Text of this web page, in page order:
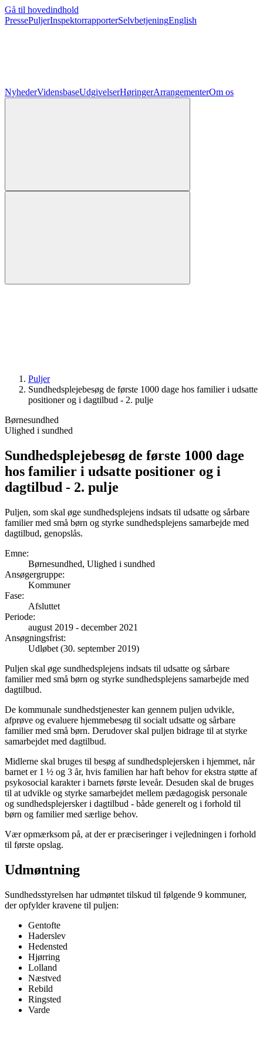
Gå til hovedindhold
PressePuljerInspektorrapporterSelvbetjeningEnglish
NyhederVidensbaseUdgivelserHøringerArrangementerOm os
Puljer
Sundheds­pleje­­besøg de første 1000 dage hos familier i udsatte
positioner og i dagtilbud - 2. pulje
Børnesundhed
Ulighed i sundhed
Sundheds­pleje­­besøg de første 1000 dage
hos familier i udsatte positioner og i
dagtilbud - 2. pulje
Puljen, som skal øge sundhedsplejens indsats til udsatte og sårbare
familier med små børn og styrke sundhedsplejens samarbejde med
dagtilbud, genopslås.
Emne:
Børnesundhed, Ulighed i sundhed
Ansøgergruppe:
Kommuner
Fase:
Afsluttet
Periode:
august 2019 - december 2021
Ansøgningsfrist:
Udløbet (30. september 2019)
Puljen skal øge sundhedsplejens indsats til udsatte og sårbare
familier med små børn og styrke sundhedsplejens samarbejde med
dagtilbud.
De kommunale sundhedstjenester kan gennem puljen udvikle,
afprøve og evaluere hjemmebesøg til socialt udsatte og sårbare
familier med små børn. Derudover skal puljen bidrage til at styrke
samarbejdet med dagtilbud.
Midlerne skal bruges til besøg af sundhedsplejersken i hjemmet, når
barnet er 1 ½ og 3 år, hvis familien har haft behov for ekstra støtte af
psykosocial karakter i barnets første leveår. Desuden skal de bruges
til at udvikle og styrke samarbejdet mellem pædagogisk personale
og sundhedsplejersker i dagtilbud - både generelt og i forhold til
børn og familier med særlige behov.
Vær opmærksom på, at der er præciseringer i vejledningen i forhold
til første opslag.
Udmøntning
Sundhedsstyrelsen har udmøntet tilskud til følgende 9 kommuner,
der opfylder kravene til puljen:
Gentofte
Haderslev
Hedensted
Hjørring
Lolland
Næstved
Rebild
Ringsted
Varde